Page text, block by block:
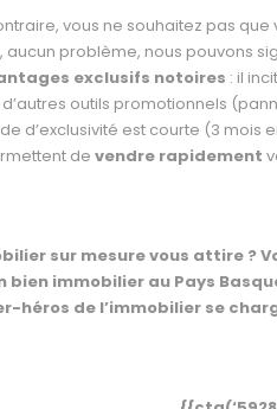
vous ne souhaitez pas
aucun problème, nous pouvons
exclusifs notoires : il
d’autres outils promotionnels
d’exclusivité est courte (3 mois
de vendre rapidement
sur mesure vous attire ?
bien immobilier au Pays
héros de l’immobilier se